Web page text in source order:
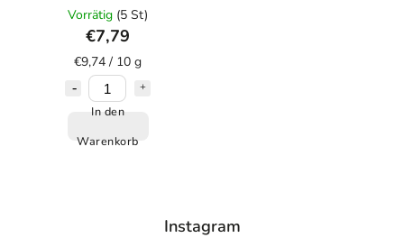
Vorrätig (5 St)
€7,79
€9,74 / 10 g
In den
Warenkorb
Instagram